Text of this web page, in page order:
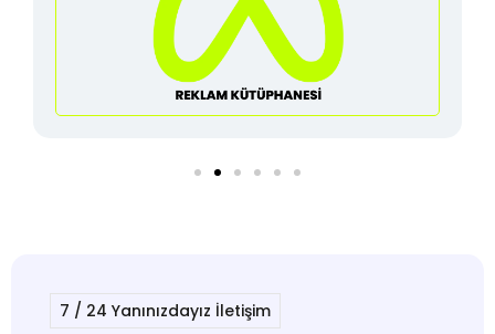
️7 / 24 Yanınızdayız İletişim